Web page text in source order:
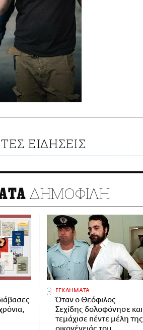
ΕΙΔΗΣΕΙΣ
ΔΗΜΟΦΙΛΗ
ΕΓΚΛΗΜΑΤΑ
Όταν ο Θεόφιλος
Σεχίδης δολοφόνησε και
τεμάχισε πέντε μέλη της